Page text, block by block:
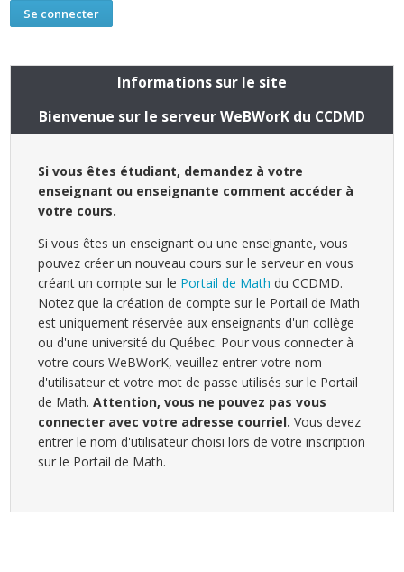
Informations sur le site
Bienvenue sur le serveur WeBWorK du CCDMD
Si vous êtes étudiant, demandez à votre
enseignant ou enseignante comment accéder à
votre cours.
Si vous êtes un enseignant ou une enseignante, vous
pouvez créer un nouveau cours sur le serveur en vous
créant un compte sur le Portail de Math du CCDMD.
Notez que la création de compte sur le Portail de Math
est uniquement réservée aux enseignants d'un collège
ou d'une université du Québec. Pour vous connecter à
votre cours WeBWorK, veuillez entrer votre nom
d'utilisateur et votre mot de passe utilisés sur le Portail
de Math.Attention, vous ne pouvez pas vous
connecter avec votre adresse courriel. Vous devez
entrer le nom d'utilisateur choisi lors de votre inscription
sur le Portail de Math.